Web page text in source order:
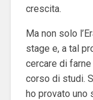
crescita.
Ma non solo
stage e, a tal
cercare di
corso di studi.
ho provato uno